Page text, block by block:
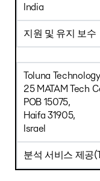
India
지원 및 유지 보수
Toluna
25 MATAM Tech
POB 15075,
Haifa 31905,
Israel
분석 서비스 제공